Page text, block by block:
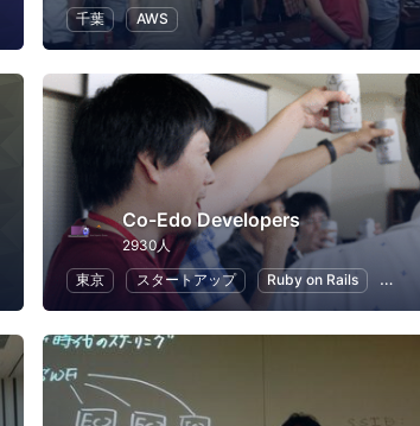
ビジネス千葉
AWS
Co-Edo Developers
2930人
東京
スタートアップ Ruby on Rails Git